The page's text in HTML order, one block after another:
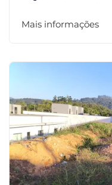
Mais informações